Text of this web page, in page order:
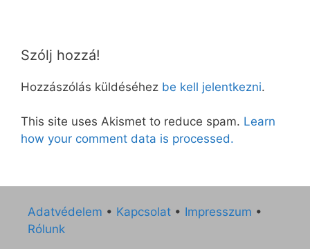
Szólj hozzá!
Hozzászólás küldéséhez be kell jelentkezni.
This site uses Akismet to reduce spam. Learn
how your comment data is processed.
Adatvédelem • Kapcsolat • Impresszum •
Rólunk